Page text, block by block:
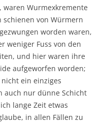
Wurmexkremente
schienen von Würmern
worden waren,
weniger Fuss von den
und hier waren ihre
aufgeworfen worden;
ein einziges
auch nur dünne Schicht
lange Zeit etwas
in allen Fällen zu